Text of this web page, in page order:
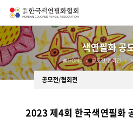
색연필화 공
HOME 공모전/협회전
공모전/협회전
2023 제4회 한국색연필화